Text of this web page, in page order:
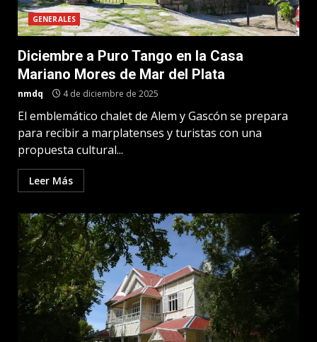
GENERALES
Diciembre a Puro Tango en la Casa
Mariano Mores de Mar del Plata
nmdq 4 de diciembre de 2025
El emblemático chalet de Alem y Gascón se prepara
para recibir a marplatenses y turistas con una
propuesta cultural...
Leer Más